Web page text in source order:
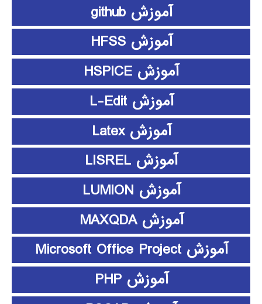
آموزش github
آموزش HFSS
آموزش HSPICE
آموزش L-Edit
آموزش Latex
آموزش LISREL
آموزش LUMION
آموزش MAXQDA
آموزش Microsoft Office Project
آموزش PHP